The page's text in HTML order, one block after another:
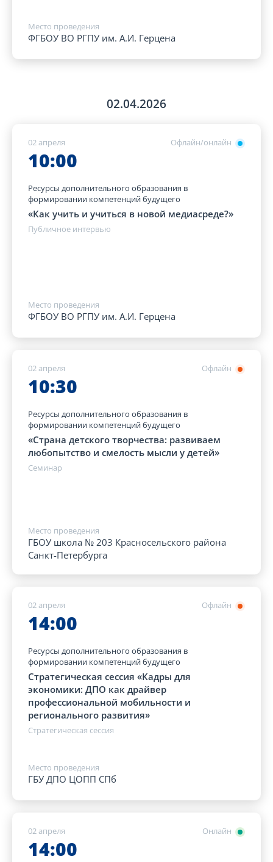
Место проведения
ФГБОУ ВО РГПУ им. А.И. Герцена
02.04.2026
Офлайн/онлайн
02 апреля
10:00
Ресурсы дополнительного образования в
формировании компетенций будущего
«Как учить и учиться в новой медиасреде?»
Публичное интервью
Место проведения
ФГБОУ ВО РГПУ им. А.И. Герцена
Офлайн
02 апреля
10:30
Ресурсы дополнительного образования в
формировании компетенций будущего
«Страна детского творчества: развиваем
любопытство и смелость мысли у детей»
Семинар
Место проведения
ГБОУ школа № 203 Красносельского района
Санкт-Петербурга
Офлайн
02 апреля
14:00
Ресурсы дополнительного образования в
формировании компетенций будущего
Стратегическая сессия «Кадры для
экономики: ДПО как драйвер
профессиональной мобильности и
регионального развития»
Стратегическая сессия
Место проведения
ГБУ ДПО ЦОПП СПб
Онлайн
02 апреля
14:00